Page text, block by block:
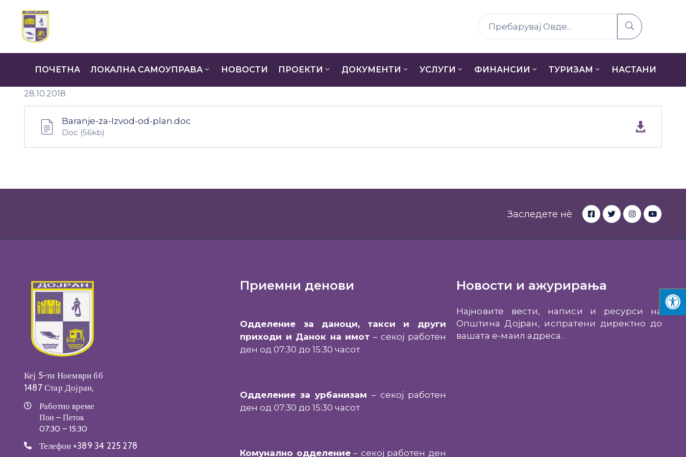
ПОЧЕТНА ЛОКАЛНА САМОУПРАВА НОВОСТИ ПРОЕКТИ ДОКУМЕНТИ УСЛУГИ ФИНАНСИИ ТУРИЗАМ НАСТАНИ
28.10.2018
Baranje-za-Izvod-od-plan.doc
Doc (56kb)
Заследете нè
Кеј 5-ти Ноември бб
1487 Стар Дојран,
Работно време
Пон – Петок
07:30 – 15:30
Телефон +389 34 225 278
Приемни денови
Одделение за даноци, такси и други
приходи и Данок на имот – секој работен
ден од 07:30 до 15:30 часот
Одделение за урбанизам – секој работен
ден од 07:30 до 15:30 часот
Комунално одделение– секој работен ден
Новости и ажурирања
Најновите вести, написи и ресурси на
Општина Дојран, испратени директно до
вашата е-маил адреса.